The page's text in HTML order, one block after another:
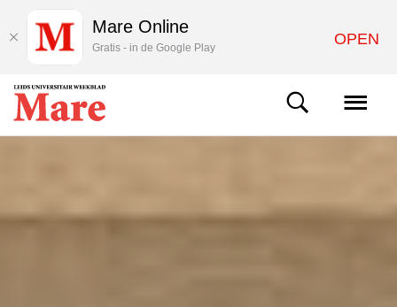
Mare Online
Gratis - in de Google Play OPEN